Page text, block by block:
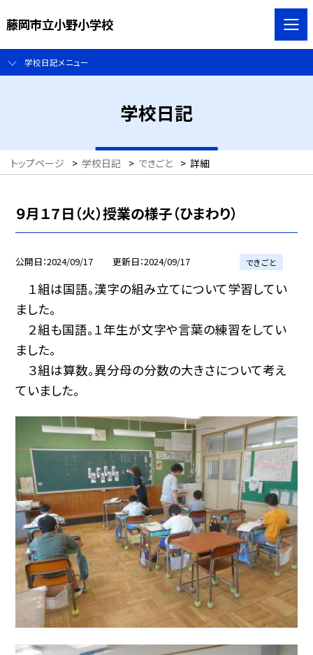
藤岡市立小野小学校
学校日記メニュー
学校日記
トップページ > 学校日記 > できごと > 詳細
９月１７日（火）授業の様子（ひまわり）
公開日 2024/09/17 更新日 2024/09/17 できごと
１組は国語。漢字の組み立てについて学習してい
ました。
２組も国語。１年生が文字や言葉の練習をしてい
ました。
３組は算数。異分母の分数の大きさについて考え
ていました。